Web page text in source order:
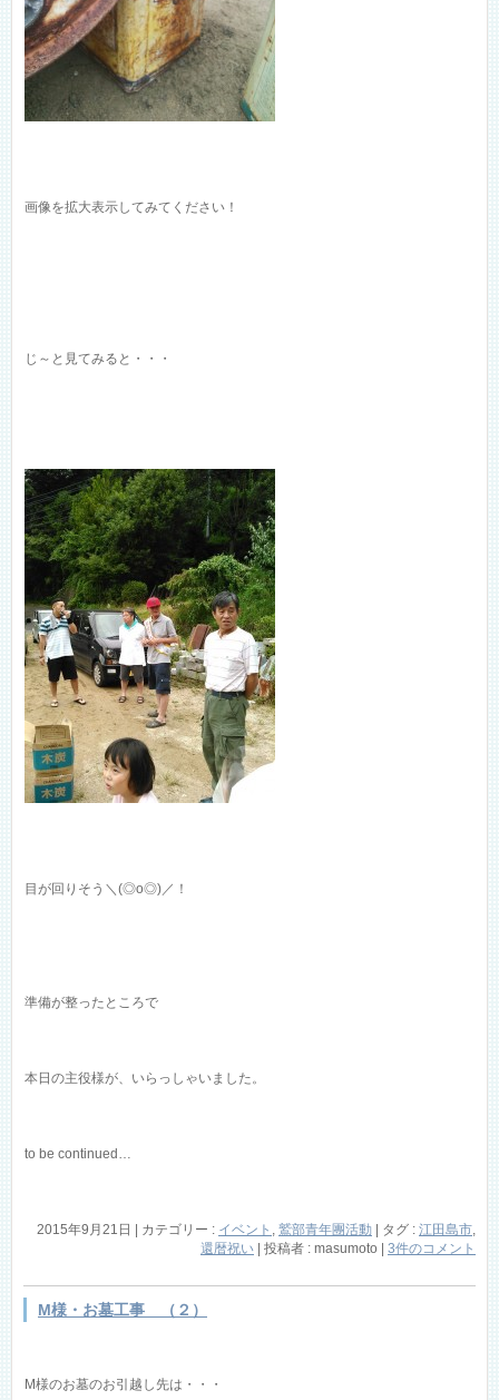
画像を拡大表示してみてください！
じ～と見てみると・・・
目が回りそう＼(◎o◎)／！
準備が整ったところで
本日の主役様が、いらっしゃいました。
to be continued…
2015年9月21日 カテゴリー : イベント , 鷲部青年團活動 タグ : 江田島市,
還暦祝い
投稿者 : masumoto 3件のコメント
M様・お墓工事 （２）
M様のお墓のお引越し先は・・・